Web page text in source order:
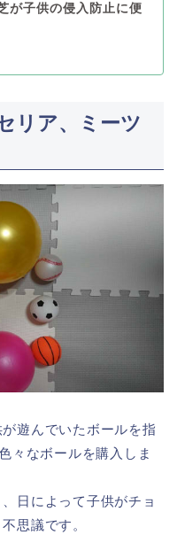
が子供の侵入防止に便
リア、ミーツ
遊んでいたボールを指
々なボールを購入しま
日によって子供がチョ
思議です。